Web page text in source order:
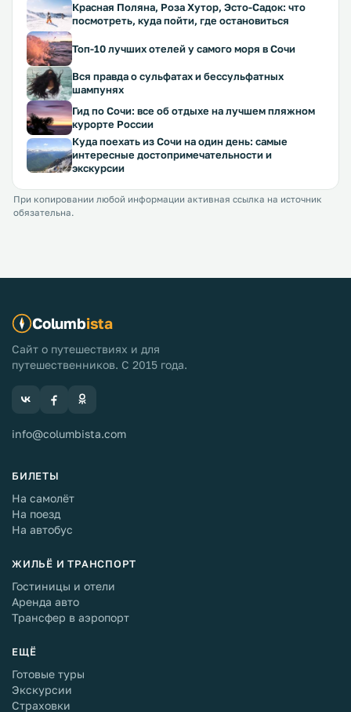
Красная Поляна, Роза Хутор, Эсто-Садок: что
посмотреть, куда пойти, где остановиться
Топ-10 лучших отелей у самого моря в Сочи
Вся правда о сульфатах и бессульфатных
шампунях
Гид по Сочи: все об отдыхе на лучшем пляжном
курорте России
Куда поехать из Сочи на один день: самые
интересные достопримечательности и
экскурсии
При копировании любой информации активная ссылка на источник
обязательна.
Columbista
Сайт о путешествиях и для
путешественников. С 2015 года.
info@columbista.com
БИЛЕТЫ
На самолёт
На поезд
На автобус
ЖИЛЬЁ И ТРАНСПОРТ
Гостиницы и отели
Аренда авто
Трансфер в аэропорт
ЕЩЁ
Готовые туры
Экскурсии
Страховки